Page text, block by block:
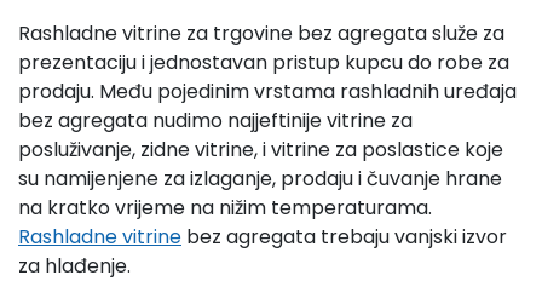
Rashladne vitrine za trgovine bez agregata služe za
prezentaciju i jednostavan pristup kupcu do robe za
prodaju. Među pojedinim vrstama rashladnih uređaja
bez agregata nudimo najjeftinije vitrine za
posluživanje, zidne vitrine, i vitrine za poslastice koje
su namijenjene za izlaganje, prodaju i čuvanje hrane
na kratko vrijeme na nižim temperaturama.
Rashladne vitrine bez agregata trebaju vanjski izvor
za hlađenje.